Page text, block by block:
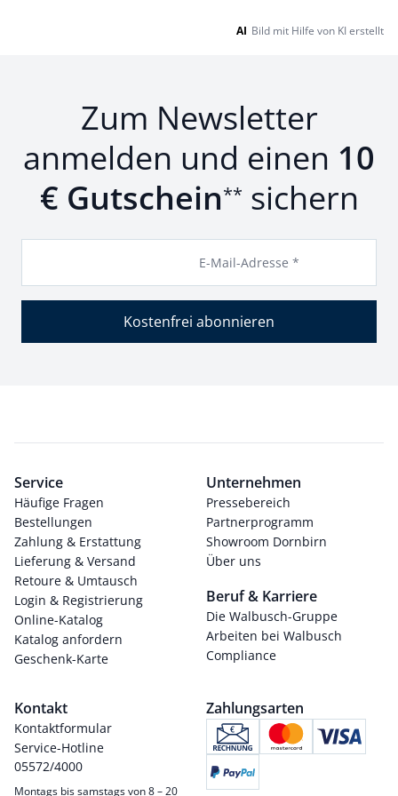
AI Bild mit Hilfe von KI erstellt
Zum Newsletter
anmelden und einen 10
€ Gutschein** sichern
E-Mail-Adresse *
Kostenfrei abonnieren
Service
Häufige Fragen
Bestellungen
Zahlung & Erstattung
Lieferung & Versand
Retoure & Umtausch
Login & Registrierung
Online-Katalog
Katalog anfordern
Geschenk-Karte
Unternehmen
Pressebereich
Partnerprogramm
Showroom Dornbirn
Über uns
Beruf & Karriere
Die Walbusch-Gruppe
Arbeiten bei Walbusch
Compliance
Kontakt
Kontaktformular
Service-Hotline
05572/4000
Montags bis samstags von 8 – 20
Zahlungsarten